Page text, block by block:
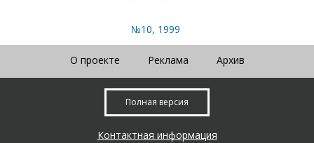
№10, 1999
О проекте Реклама Архив
Полная версия
Контактная информация